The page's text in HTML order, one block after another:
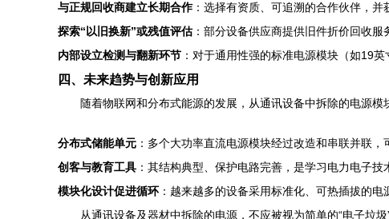
与正规回收商建立长期合作：选择有资质、可追溯的合作伙伴，并
探索“以旧换新”或残值评估：部分设备供应商提供旧件折价回收服
内部设立检测与翻新环节 ：对于通用性强的标准电源模块（如19
四、未来趋势与创新应用
随着物联网和分布式能源的发展，从通讯设备中拆除的电源模
分布式储能单元 ：多个大功率直流电源模块经过改造和串联并联
创客与教育工具 ：其结构典型、保护电路完善，是学习电力电子技
模块化设计促进循环：越来越多的设备采用标准化、可热插拔的电
从通讯设备及器材中拆除的电源，不应被视为简单的“电子垃